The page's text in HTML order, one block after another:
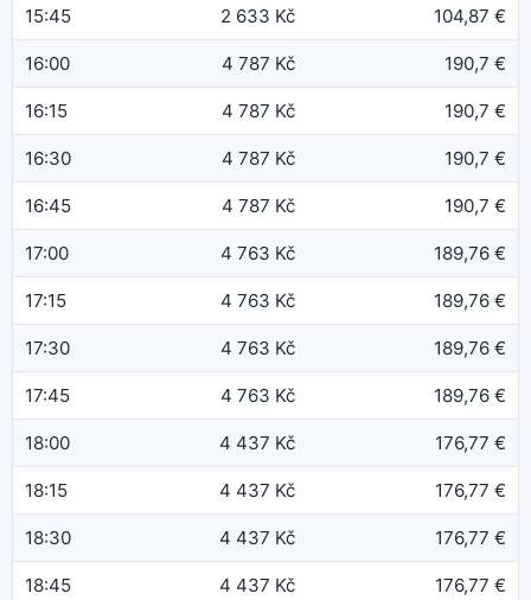
15:45 2 633 Kč 104,87 €
16:00 4 787 Kč 190,7 €
16:15 4 787 Kč 190,7 €
16:30 4 787 Kč 190,7 €
16:45 4 787 Kč 190,7 €
17:00 4 763 Kč 189,76 €
17:15 4 763 Kč 189,76 €
17:30 4 763 Kč 189,76 €
17:45 4 763 Kč 189,76 €
18:00 4 437 Kč 176,77 €
18:15 4 437 Kč 176,77 €
18:30 4 437 Kč 176,77 €
18:45 4 437 Kč 176,77 €